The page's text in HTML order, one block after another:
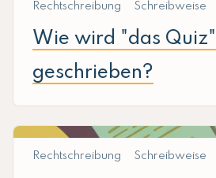
Rechtschreibung Schreibweise
Wie wird "das
geschrieben?
Rechtschreibung Schreibweise